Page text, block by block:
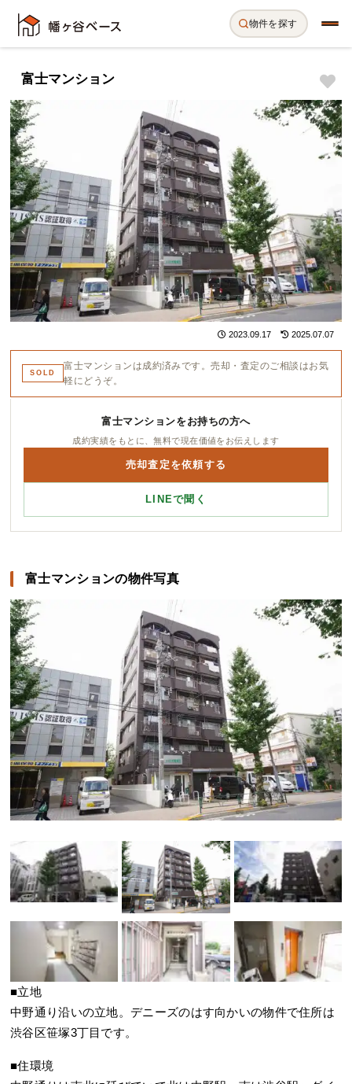
物件を探す
富士マンション
2023.09.17 2025.07.07
SOLD
富士マンションは成約済みです。売却・査定のご相談はお気
軽にどうぞ。
富士マンションをお持ちの方へ
成約実績をもとに、無料で現在価値をお伝えします
売却査定を依頼する
LINEで聞く
富士マンションの物件写真
■立地
中野通り沿いの立地。デニーズのはす向かいの物件で住所は
渋谷区笹塚3丁目です。
■住環境